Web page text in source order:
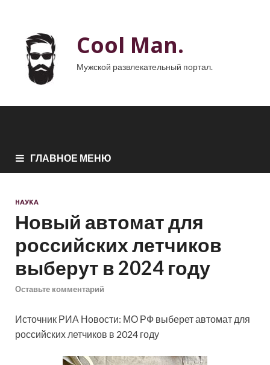
Cool Man.
Мужской развлекательный портал.
ГЛАВНОЕ МЕНЮ
НАУКА
Новый автомат для
российских летчиков
выберут в 2024 году
Оставьте комментарий
Источник РИА Новости: МО РФ выберет автомат для
российских летчиков в 2024 году